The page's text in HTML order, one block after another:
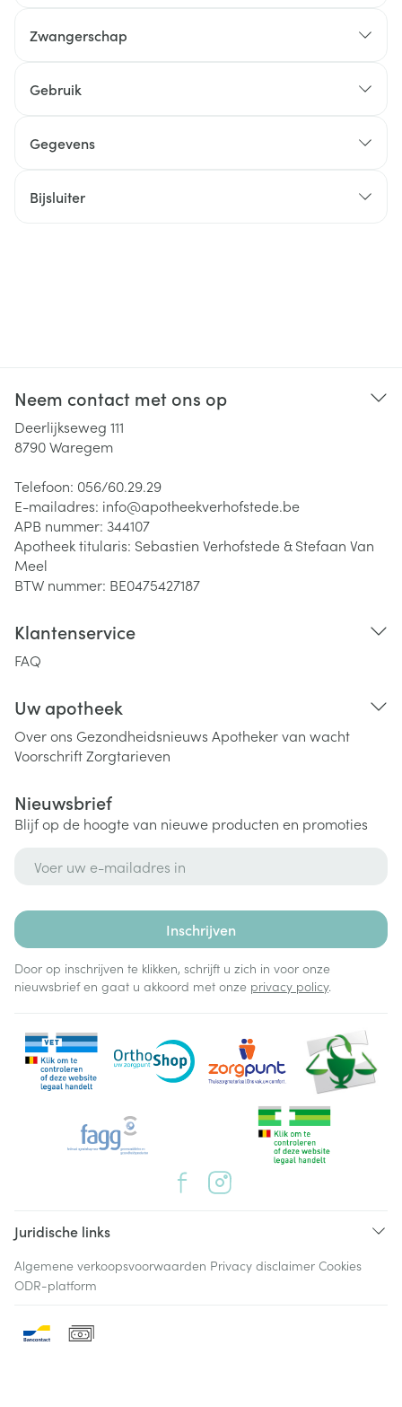
Zwangerschap
Gebruik
Gegevens
Bijsluiter
Neem contact met ons op
Deerlijkseweg 111
8790Waregem
Telefoon: 056/60.29.29
E-mailadres: info@apotheekverhofstede.be
APB nummer: 344107
Apotheek titularis: Sebastien Verhofstede & Stefaan Van
Meel
BTW nummer: BE0475427187
Klantenservice
FAQ
Uw apotheek
Over ons Gezondheidsnieuws Apotheker van wacht
VoorschriftZorgtarieven
Nieuwsbrief
Blijf op de hoogte van nieuwe producten en promoties
Inschrijven
Door op inschrijven te klikken, schrijft u zich in voor onze
nieuwsbrief en gaat u akkoord met onze privacy policy.
Juridische links
Algemene verkoopsvoorwaarden Privacy disclaimer Cookies
ODR-platform